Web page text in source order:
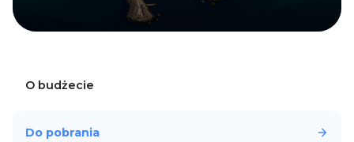
O budżecie
Do pobrania